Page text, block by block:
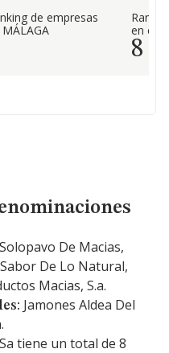
de empresas
en el
8
Comerciales
De Macias,
De Lo Natural,
Macias, S.a.
Jamones Aldea Del
tiene un total de 8